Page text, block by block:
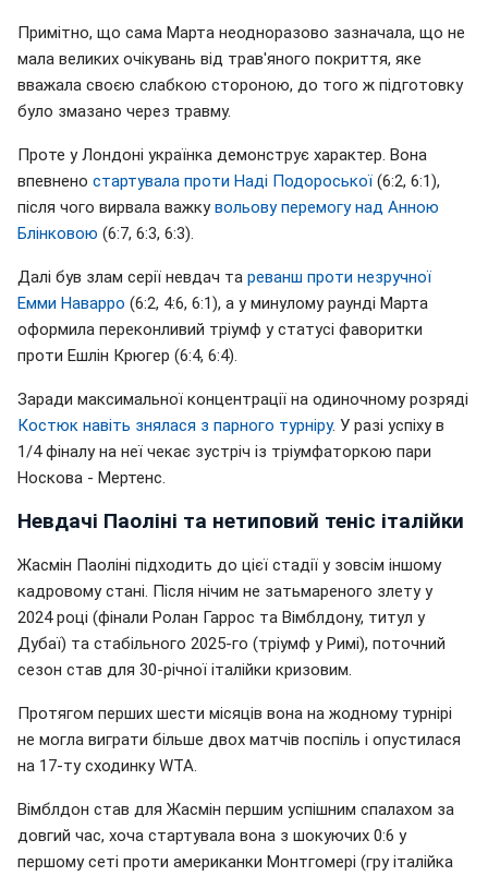
Примітно, що сама Марта неодноразово зазначала, що не
мала великих очікувань від трав'яного покриття, яке
вважала своєю слабкою стороною, до того ж підготовку
було змазано через травму.
Проте у Лондоні українка демонструє характер. Вона
впевнено стартувала проти Наді Подороської (6:2, 6:1),
після чого вирвала важкувольову перемогу над Анною
Блінковою (6:7, 6:3, 6:3).
Далі був злам серії невдач та реванш проти незручної
Емми Наварро (6:2, 4:6, 6:1), а у минулому раунді Марта
оформила переконливий тріумф у статусі фаворитки
проти Ешлін Крюгер (6:4, 6:4).
Заради максимальної концентрації на одиночному розряді
Костюк навіть знялася з парного турніру. У разі успіху в
1/4 фіналу на неї чекає зустріч із тріумфаторкою пари
Носкова - Мертенс.
Невдачі Паоліні та нетиповий теніс італійки
Жасмін Паоліні підходить до цієї стадії у зовсім іншому
кадровому стані. Після нічим не затьмареного злету у
2024 році (фінали Ролан Гаррос та Вімблдону, титул у
Дубаї) та стабільного 2025-го (тріумф у Римі), поточний
сезон став для 30-річної італійки кризовим.
Протягом перших шести місяців вона на жодному турнірі
не могла виграти більше двох матчів поспіль і опустилася
на 17-ту сходинку WTA.
Вімблдон став для Жасмін першим успішним спалахом за
довгий час, хоча стартувала вона з шокуючих 0:6 у
першому сеті проти американки Монтгомері (гру італійка